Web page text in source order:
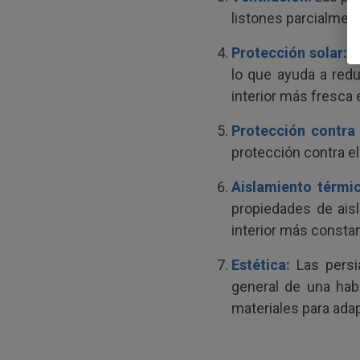
listones
Protección solar:
lo que ayuda a
interior más fresca
Protección
protección contra
Aislamiento
propiedades de
interior más
Estética: Las
general de una
materiales para